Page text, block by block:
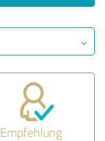
Empfehlung